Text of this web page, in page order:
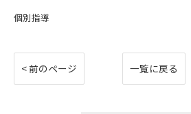
個別指導
< 前のページ 一覧に戻る